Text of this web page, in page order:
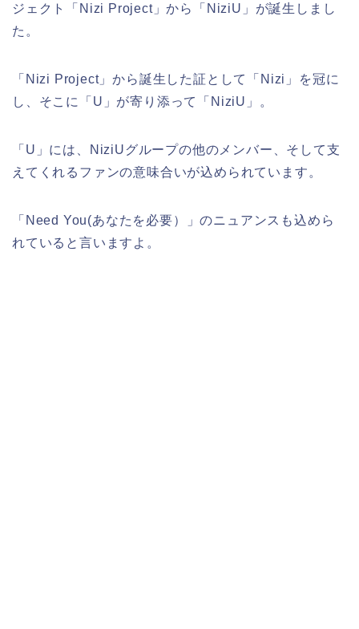
ジェクト「 Nizi Project」から「 NiziU 」が誕生しまし
た。
「 Nizi Project」から誕生した証として「 Nizi 」を冠に
し、そこに「 U 」が寄り添って「 NiziU 」。
「 U 」には、
NiziUグループの他のメンバー、そして支
えてくれるファンの意味合いが込められています。
「 Need You(あなたを必要）
」のニュアンスも込めら
れていると言いますよ。